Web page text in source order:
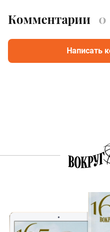
Комментарии 0
Написать